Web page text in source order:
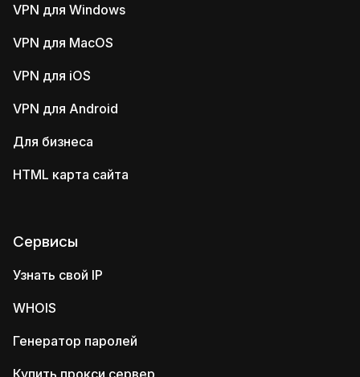
VPN для Windows
VPN для MacOS
VPN для iOS
VPN для Android
Для бизнеса
HTML карта сайта
Сервисы
Узнать свой IP
WHOIS
Генератор паролей
Купить прокси сервер